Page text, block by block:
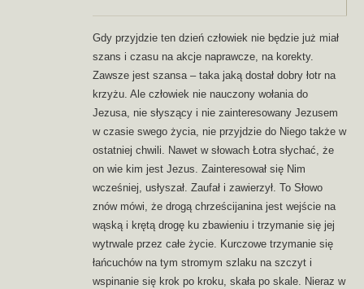
Gdy przyjdzie ten dzień człowiek nie będzie już miał
szans i czasu na akcje naprawcze, na korekty.
Zawsze jest szansa – taka jaką dostał dobry łotr na
krzyżu. Ale człowiek nie nauczony wołania do
Jezusa, nie słyszący i nie zainteresowany Jezusem
w czasie swego życia, nie przyjdzie do Niego także w
ostatniej chwili. Nawet w słowach Łotra słychać, że
on wie kim jest Jezus. Zainteresował się Nim
wcześniej, usłyszał. Zaufał i zawierzył. To Słowo
znów mówi, że drogą chrześcijanina jest wejście na
wąską i krętą drogę ku zbawieniu i trzymanie się jej
wytrwale przez całe życie. Kurczowe trzymanie się
łańcuchów na tym stromym szlaku na szczyt i
wspinanie się krok po kroku, skała po skale. Nieraz w